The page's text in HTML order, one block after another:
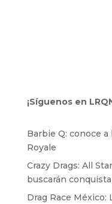
¡Síguenos en
Barbie Q: conoce
Royale
Crazy Drags: All
buscarán
Drag Race México: